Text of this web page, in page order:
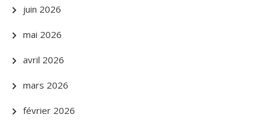
juin 2026
mai 2026
avril 2026
mars 2026
février 2026